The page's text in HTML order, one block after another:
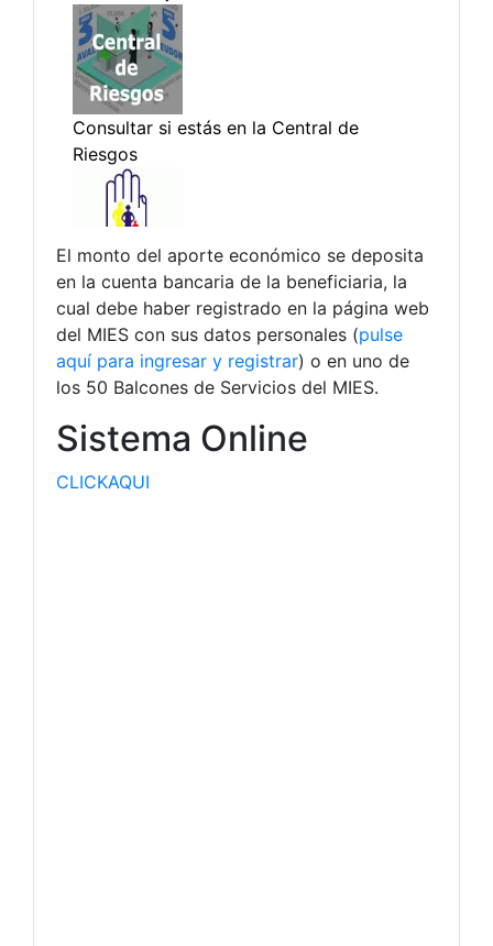
El monto del aporte económico se deposita
en la cuenta bancaria de la beneficiaria, la
cual debe haber registrado en la página web
del MIES con sus datos personales (pulse
aquí para ingresar y registrar) o en uno de
los 50 Balcones de Servicios del MIES.
Sistema Online
CLICKAQUI